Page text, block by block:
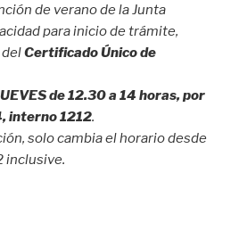
de verano de la Junta
para inicio de trámite,
Certificado Único de
de 12.30 a 14 horas, por
interno 1212.
solo cambia el horario desde
inclusive.